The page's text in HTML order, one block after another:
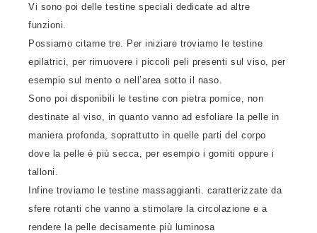
Vi sono poi delle testine speciali dedicate ad altre
funzioni.
Possiamo citarne tre. Per iniziare troviamo le testine
epilatrici, per rimuovere i piccoli peli presenti sul viso, per
esempio sul mento o nell’area sotto il naso.
Sono poi disponibili le testine con pietra pomice, non
destinate al viso, in quanto vanno ad esfoliare la pelle in
maniera profonda, soprattutto in quelle parti del corpo
dove la pelle è più secca, per esempio i gomiti oppure i
talloni.
Infine troviamo le testine massaggianti. caratterizzate da
sfere rotanti che vanno a stimolare la circolazione e a
rendere la pelle decisamente più luminosa